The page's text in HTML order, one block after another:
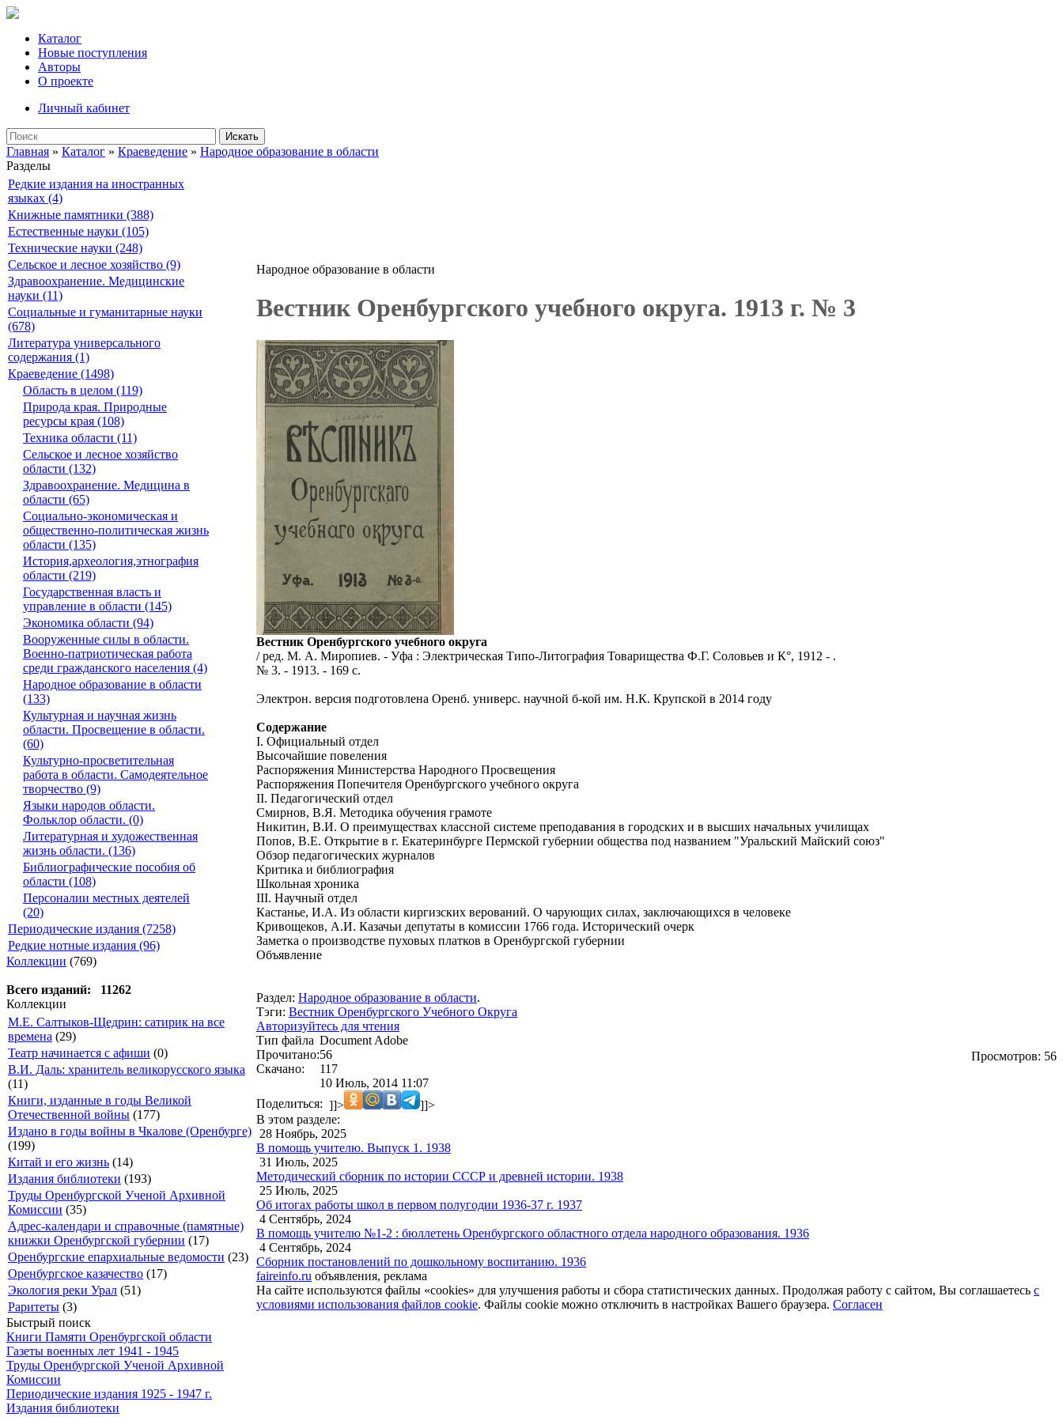
Каталог
Новые поступления
Авторы
О проекте
Личный кабинет
Искать
Главная » Каталог » Краеведение » Народное образование в области
Разделы
Редкие издания на иностранных
языках (4)
Книжные памятники (388)
Естественные науки (105)
Технические науки (248)
Сельское и лесное хозяйство (9)
Здравоохранение. Медицинские
науки (11)
Социальные и гуманитарные науки
(678)
Литература универсального
содержания (1)
Краеведение (1498)
Область в целом (119)
Природа края. Природные
ресурсы края (108)
Техника области (11)
Сельское и лесное хозяйство
области (132)
Здравоохранение. Медицина в
области (65)
Социально-экономическая и
общественно-политическая жизнь
области (135)
История,археология,этнография
области (219)
Государственная власть и
управление в области (145)
Экономика области (94)
Вооруженные силы в области.
Военно-патриотическая работа
среди гражданского населения (4)
Народное образование в области
(133)
Культурная и научная жизнь
области. Просвещение в области.
(60)
Культурно-просветительная
работа в области. Самодеятельное
творчество (9)
Языки народов области.
Фольклор области. (0)
Литературная и художественная
жизнь области. (136)
Библиографические пособия об
области (108)
Персоналии местных деятелей
(20)
Периодические издания (7258)
Редкие нотные издания (96)
Коллекции (769)
Всего изданий: 11262
Коллекции
М.Е. Салтыков-Щедрин: сатирик на все
времена (29)
Театр начинается с афиши (0)
В.И. Даль: хранитель великорусского языка
(11)
Книги, изданные в годы Великой
Отечественной войны (177)
Издано в годы войны в Чкалове (Оренбурге)
(199)
Китай и его жизнь (14)
Издания библиотеки (193)
Труды Оренбургской Ученой Архивной
Комиссии (35)
Адрес-календари и справочные (памятные)
книжки Оренбургской губернии (17)
Оренбургские епархиальные ведомости (23)
Оренбургское казачество (17)
Экология реки Урал (51)
Раритеты (3)
Быстрый поиск
Книги Памяти Оренбургской области
Газеты военных лет 1941 - 1945
Труды Оренбургской Ученой Архивной
Комиссии
Периодические издания 1925 - 1947 г.
Издания библиотеки
Народное образование в области
Вестник Оренбургского учебного округа. 1913 г. № 3
Вестник Оренбургского учебного округа
/ ред. М. А. Миропиев. - Уфа : Электрическая Типо-Литография Товарищества Ф.Г. Соловьев и К°, 1912 - .
№ 3. - 1913. - 169 с.
Электрон. версия подготовлена Оренб. универс. научной б-кой им. Н.К. Крупской в 2014 году
Содержание
I. Официальный отдел
Высочайшие повеления
Распоряжения Министерства Народного Просвещения
Распоряжения Попечителя Оренбургского учебного округа
II. Педагогический отдел
Смирнов, В.Я. Методика обучения грамоте
Никитин, В.И. О преимуществах классной системе преподавания в городских и в высших начальных училищах
Попов, В.Е. Открытие в г. Екатеринбурге Пермской губернии общества под названием "Уральский Майский союз"
Обзор педагогических журналов
Критика и библиография
Школьная хроника
III. Научный отдел
Кастанье, И.А. Из области киргизских верований. О чарующих силах, заключающихся в человеке
Кривощеков, А.И. Казачьи депутаты в комиссии 1766 года. Исторический очерк
Заметка о производстве пуховых платков в Оренбургской губернии
Объявление
Раздел: Народное образование в области.
Тэги: Вестник Оренбургского Учебного Округа
Авторизуйтесь для чтения
Просмотров: 56
Тип файла Document Adobe
Прочитано:56
Скачано:
117
10 Июль, 2014 11:07
Поделиться: ]]>
]]>
В этом разделе:
28 Ноябрь, 2025
В помощь учителю. Выпуск 1. 1938
31 Июль, 2025
Методический сборник по истории СССР и древней истории. 1938
25 Июль, 2025
Об итогах работы школ в первом полугодии 1936-37 г. 1937
4 Сентябрь, 2024
В помощь учителю №1-2 : бюллетень Оренбургского областного отдела народного образования. 1936
4 Сентябрь, 2024
Сборник постановлений по дошкольному воспитанию. 1936
faireinfo.ru объявления, реклама
На сайте используются файлы «cookies» для улучшения работы и сбора статистических данных. Продолжая работу с сайтом, Вы соглашаетесь с
условиями использования файлов cookie. Файлы cookie можно отключить в настройках Вашего браузера. Согласен